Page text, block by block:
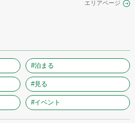
エリアページ
#泊まる
#見る
#イベント